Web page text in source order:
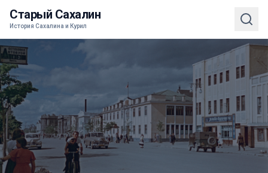
Старый Сахалин
История Сахалина и Курил